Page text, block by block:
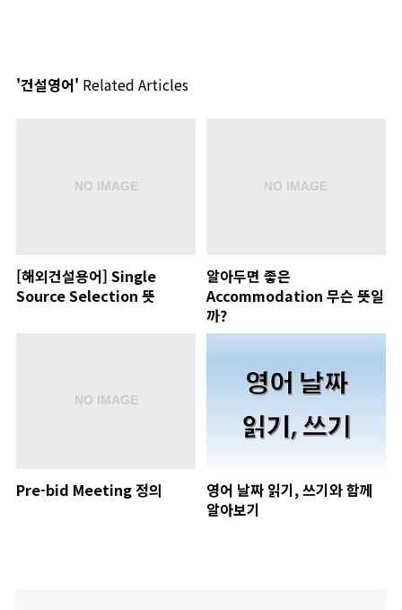
'건설영어' Related Articles
[해외건설용어] Single
Source Selection 뜻
알아두면 좋은
Accommodation 무슨 뜻일
까?
Pre-bid Meeting 정의
영어 날짜 읽기, 쓰기와 함께
알아보기